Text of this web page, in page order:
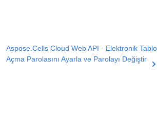
Aspose.Cells Cloud Web API - Elektronik
Açma Parolasını Ayarla ve Parolayı Değiştir